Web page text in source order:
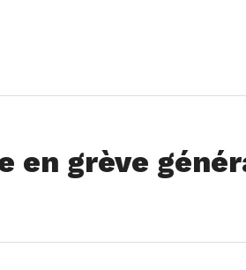
en grève